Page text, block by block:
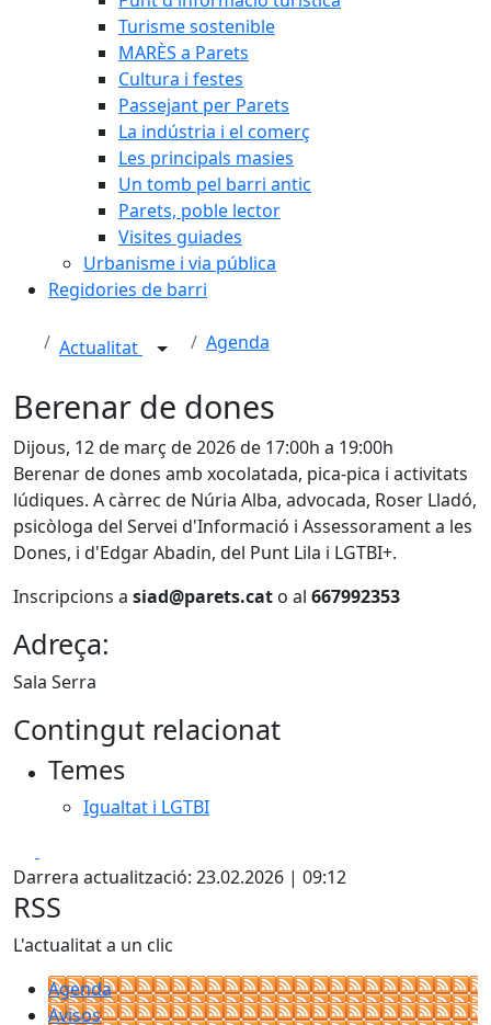
Turisme sostenible
MARÈS a Parets
Cultura i festes
Passejant per Parets
La indústria i el comerç
Les principals masies
Un tomb pel barri antic
Parets, poble lector
Visites guiades
Urbanisme i via pública
Regidories de barri
Actualitat Agenda
Berenar de dones
Dijous, 12 de març de 2026 de 17:00h a 19:00h
Berenar de dones amb xocolatada, pica-pica i activitats
lúdiques. A càrrec de Núria Alba, advocada, Roser Lladó,
psicòloga del Servei d'Informació i Assessorament a les
Dones, i d'Edgar Abadin, del Punt Lila i LGTBI+.
Inscripcions a siad@parets.cat o al 667992353
Adreça:
Sala Serra
Contingut relacionat
Temes
Igualtat i LGTBI
Darrera actualització: 23.02.2026 | 09:12
RSS
L'actualitat a un clic
Agenda
Avisos